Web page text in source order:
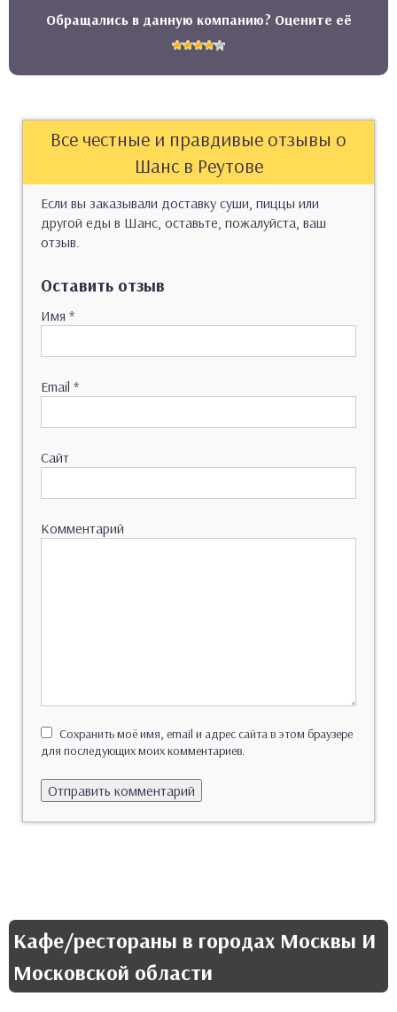
Обращались в данную компанию? Оцените её
Все честные и правдивые отзывы о
Шанс в Реутове
Если вы заказывали доставку суши, пиццы или
другой еды в Шанс, оставьте, пожалуйста, ваш
отзыв.
Оставить отзыв
Имя *
Email *
Сайт
Комментарий
Сохранить моё имя, email и адрес сайта в этом браузере
для последующих моих комментариев.
Кафе/рестораны в городах Москвы И
Московской области